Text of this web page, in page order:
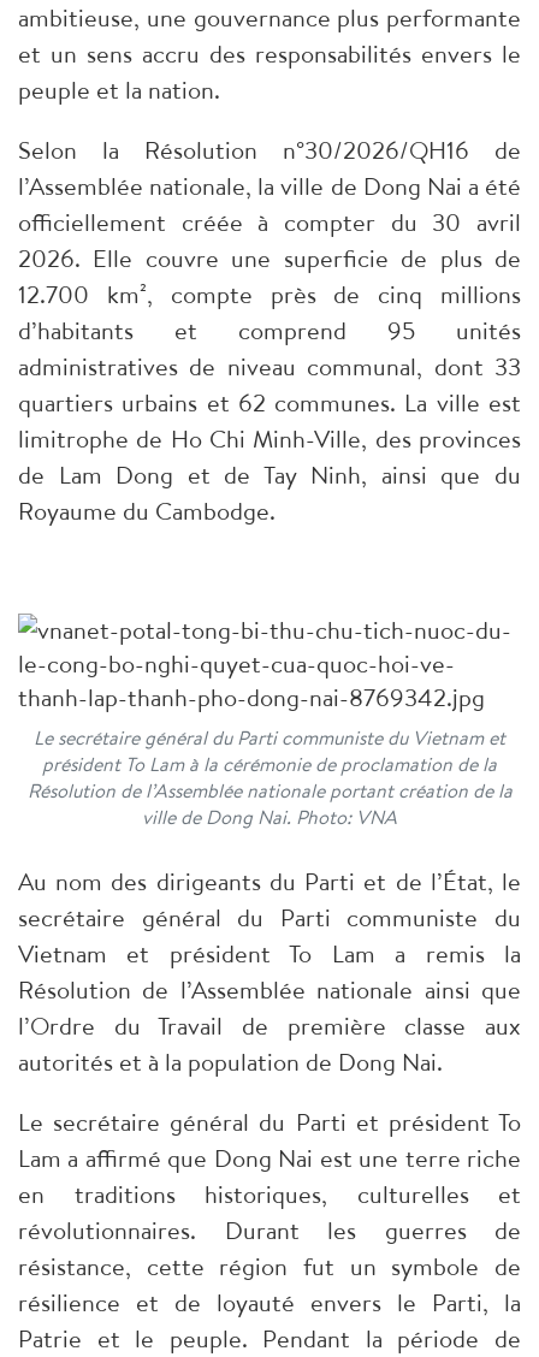
ambitieuse, une gouvernance plus performante
et un sens accru des responsabilités envers le
peuple et la nation.
Selon la Résolution n°30/2026/QH16 de
l’Assemblée nationale, la ville de Dong Nai a été
officiellement créée à compter du 30 avril
2026. Elle couvre une superficie de plus de
12.700 km², compte près de cinq millions
d’habitants et comprend 95 unités
administratives de niveau communal, dont 33
quartiers urbains et 62 communes. La ville est
limitrophe de Ho Chi Minh-Ville, des provinces
de Lam Dong et de Tay Ninh, ainsi que du
Royaume du Cambodge.
Le secrétaire général du Parti communiste du Vietnam et
président To Lam à la cérémonie de proclamation de la
Résolution de l’Assemblée nationale portant création de la
ville de Dong Nai. Photo: VNA
Au nom des dirigeants du Parti et de l’État, le
secrétaire général du Parti communiste du
Vietnam et président To Lam a remis la
Résolution de l’Assemblée nationale ainsi que
l’Ordre du Travail de première classe aux
autorités et à la population de Dong Nai.
Le secrétaire général du Parti et président To
Lam a affirmé que Dong Nai est une terre riche
en traditions historiques, culturelles et
révolutionnaires. Durant les guerres de
résistance, cette région fut un symbole de
résilience et de loyauté envers le Parti, la
Patrie et le peuple. Pendant la période de